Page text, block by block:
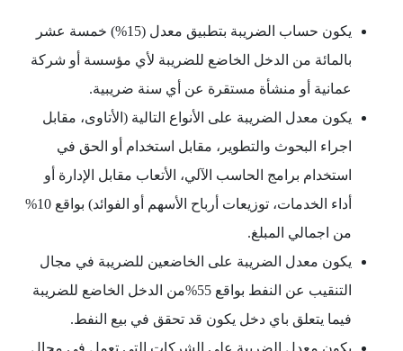
يكون حساب الضريبة بتطبيق معدل (15%) خمسة عشر
بالمائة من الدخل الخاضع للضريبة لأي مؤسسة أو شركة
عمانية أو منشأة مستقرة عن أي سنة ضريبية.
يكون معدل الضريبة على الأنواع التالية (الأتاوى، مقابل
اجراء البحوث والتطوير، مقابل استخدام أو الحق في
استخدام برامج الحاسب الآلي، الأتعاب مقابل الإدارة أو
أداء الخدمات، توزيعات أرباح الأسهم أو الفوائد) بواقع 10%
من اجمالي المبلغ.
يكون معدل الضريبة على الخاضعين للضريبة في مجال
التنقيب عن النفط بواقع 55%من الدخل الخاضع للضريبة
فيما يتعلق باي دخل يكون قد تحقق في بيع النفط.